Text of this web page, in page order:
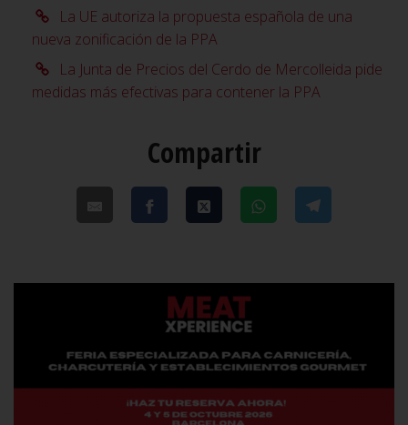
La UE autoriza la propuesta española de una
nueva zonificación de la PPA
La Junta de Precios del Cerdo de Mercolleida pide
medidas más efectivas para contener la PPA
Compartir